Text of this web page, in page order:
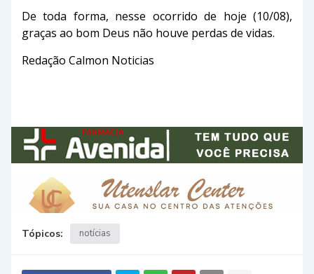
De toda forma, nesse ocorrido de hoje (10/08),
graças ao bom Deus não houve perdas de vidas.
Redação Calmon Noticias
Tópicos: notícias